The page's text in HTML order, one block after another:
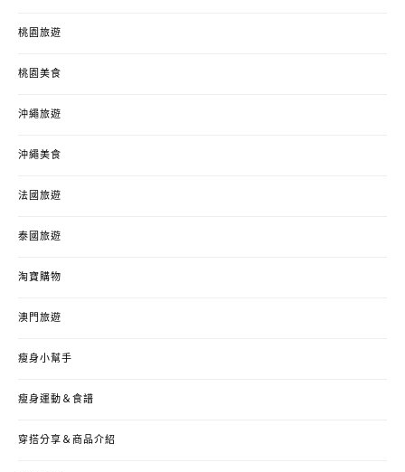
桃園旅遊
桃園美食
沖繩旅遊
沖繩美食
法國旅遊
泰國旅遊
淘寶購物
澳門旅遊
瘦身小幫手
瘦身運動＆食譜
穿搭分享＆商品介紹